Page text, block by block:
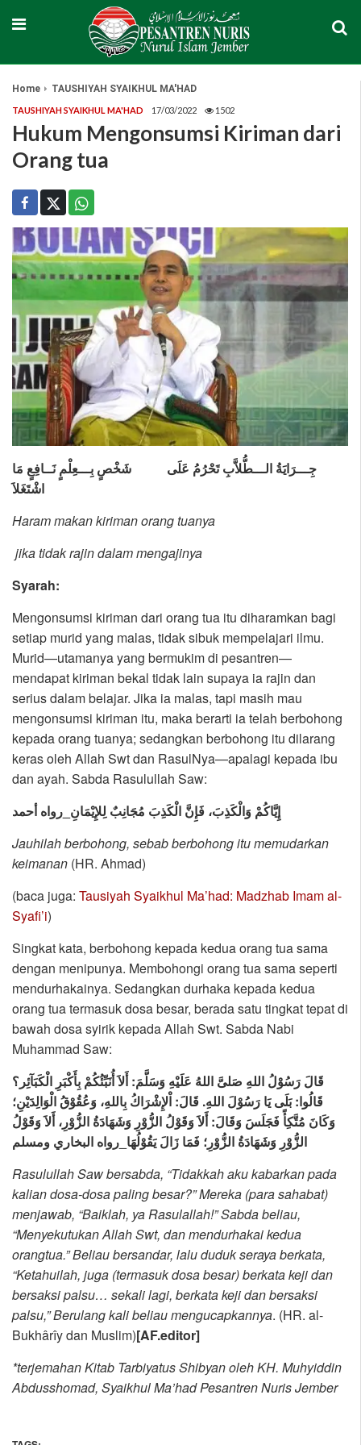
Home TAUSHIYAH SYAIKHUL MA'HAD
TAUSHIYAH SYAIKHUL MA'HAD 17/03/2022 1502
Hukum Mengonsumsi Kiriman dari
Orang tua
جِـــرَايَةُ الـــطُّلاَّبِ تَحْرُمُ عَلَى
شَخْصٍ بِـــعِلْمٍ نَــافِعٍ مَا
اشْتَغَلاَ
Haram makan kiriman orang tuanya
jika tidak rajin dalam mengajinya
Syarah:
Mengonsumsi kiriman dari orang tua itu diharamkan bagi
setiap murid yang malas, tidak sibuk mempelajari ilmu.
Murid—utamanya yang bermukim di pesantren—
mendapat kiriman bekal tidak lain supaya ia rajin dan
serius dalam belajar. Jika ia malas, tapi masih mau
mengonsumsi kiriman itu, maka berarti ia telah berbohong
kepada orang tuanya; sedangkan berbohong itu dilarang
keras oleh Allah Swt dan RasulNya—apalagi kepada ibu
dan ayah. Sabda Rasulullah Saw:
إِيَّاكُمْ وَالْكَذِبَ، فَإِنَّ الْكَذِبَ مُجَانِبٌ لِلإِيْمَانِ_رواه أحمد
Jauhilah berbohong, sebab berbohong itu memudarkan
keimanan (HR. Ahmad)
(baca juga: Tausiyah Syaikhul Ma’had: Madzhab Imam al-
Syafi’i)
Singkat kata, berbohong kepada kedua orang tua sama
dengan menipunya. Membohongi orang tua sama seperti
mendurhakainya. Sedangkan durhaka kepada kedua
orang tua termasuk dosa besar, berada satu tingkat tepat di
bawah dosa syirik kepada Allah Swt. Sabda Nabi
Muhammad Saw:
قَالَ رَسُوْلُ اللهِ صَلىَّ اللهُ عَلَيْهِ وَسَلَّمَ: أَلاَ أُنَبِّئُكُمْ بِأَكْبَرِ الْكَبَآئِر؟
قَالُوا: بَلَى يَا رَسُوْلَ اللهِ. قَالَ: اْلإِشْرَاكُ بِاللهِ، وَعُقُوْقُ الْوَالِدَيْنِ؛
وَكَانَ مُتَّكِأً فَجَلَسَ وَقَالَ: أَلاَ وَقَوْلُ الزُّوْرِ وَشَهَادَةُ الزُّوْرِ، أَلاَ وَقَوْلُ
الزُّوْرِ وَشَهَادَةُ الزُّوْرِ؛ فَمَا زَالَ يَقُوْلُهَا_رواه البخاري ومسلم
Rasulullah Saw bersabda, “Tidakkah aku kabarkan pada
kaliandosa-dosa paling besar?” Mereka (para sahabat)
menjawab, “Baiklah, ya Rasulallah!” Sabda beliau,
“Menyekutukan Allah Swt, dan mendurhakai kedua
orangtua.” Beliau bersandar, lalu duduk seraya berkata,
“Ketahuilah, juga (termasuk dosa besar)berkata keji dan
bersaksi palsu… sekali lagi, berkata keji dan bersaksi
palsu,” Berulang kali beliau mengucapkannya. (HR. al-
Bukhârîy dan Muslim)[AF.editor]
*terjemahan Kitab Tarbiyatus Shibyan oleh KH. Muhyiddin
Abdusshomad, Syaikhul Ma’had Pesantren Nuris Jember